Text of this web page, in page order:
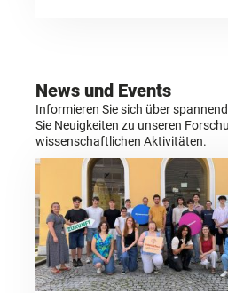
News und Events
Informieren Sie sich über
Sie Neuigkeiten zu unseren
wissenschaftlichen Aktivitäten.